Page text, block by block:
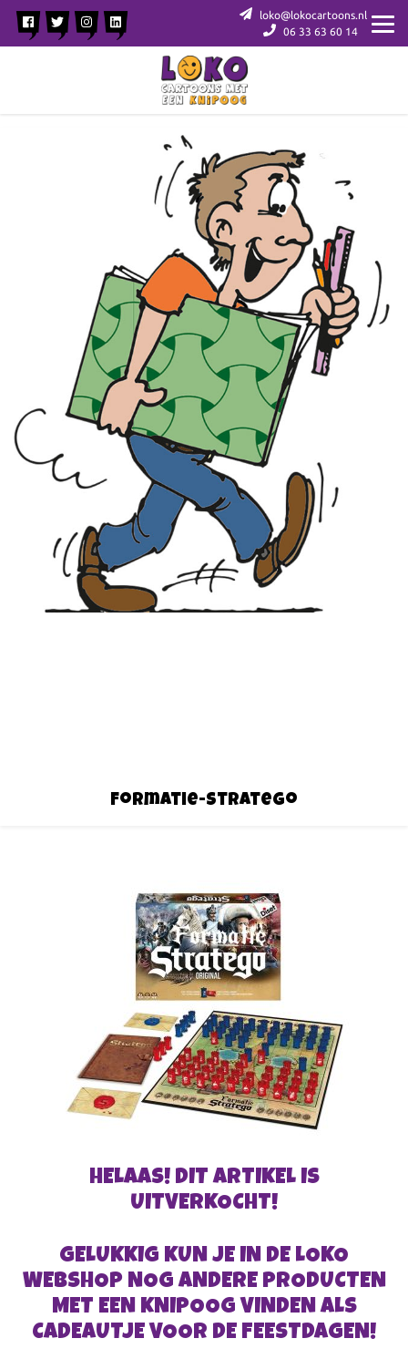
loko@lokocartoons.nl
06 33 63 60 14
Formatie-Stratego
HELAAS! DIT ARTIKEL IS
UITVERKOCHT!
GELUKKIG KUN JE IN DE LOKO
WEBSHOP NOG ANDERE PRODUCTEN
MET EEN KNIPOOG VINDEN ALS
CADEAUTJE VOOR DE FEESTDAGEN!